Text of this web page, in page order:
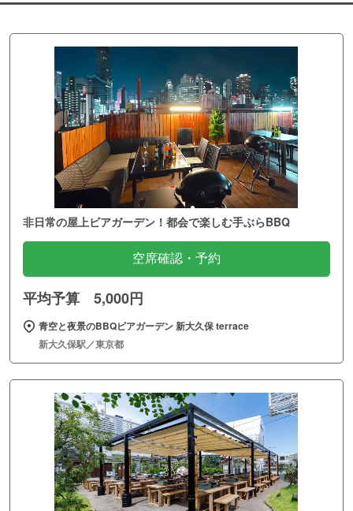
非日常の屋上ビアガーデン！都会で楽しむ手ぶらBBQ
空席確認・予約
平均予算 5,000円
青空と夜景のBBQビアガーデン 新大久保 terrace
新大久保駅／東京都